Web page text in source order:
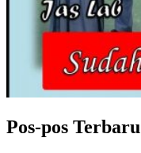
Pos-pos Terbaru